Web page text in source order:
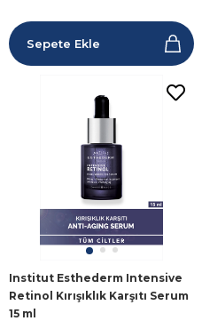
Sepete Ekle
Institut Esthederm Intensive
Retinol Kırışıklık Karşıtı Serum
15 ml